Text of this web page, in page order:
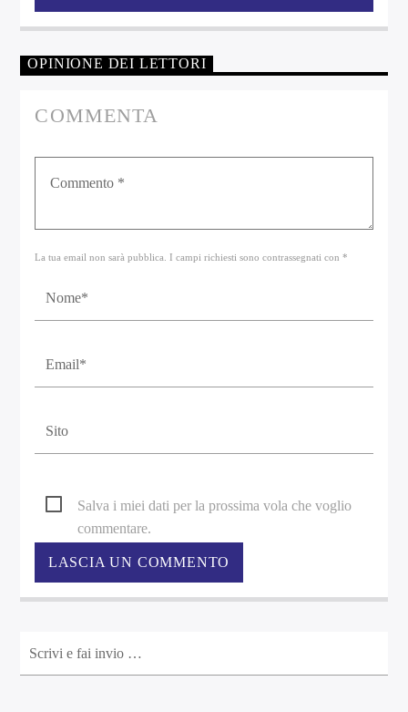
OPINIONE DEI LETTORI
COMMENTA
La tua email non sarà pubblica. I campi richiesti sono contrassegnati con *
Salva i miei dati per la prossima vola che voglio
commentare.